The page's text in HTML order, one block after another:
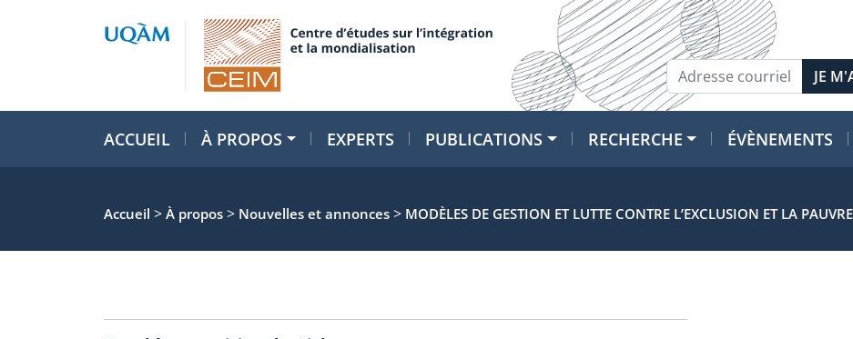
ACCUEIL À PROPOS EXPERTS PUBLICATIONS RECHERCHE ÉVÈNEMENTS
Accueil > À propos > Nouvelles et annonces > MODÈLES DE GESTION ET LUTTE CONTRE L’EXCLUSION ET LA